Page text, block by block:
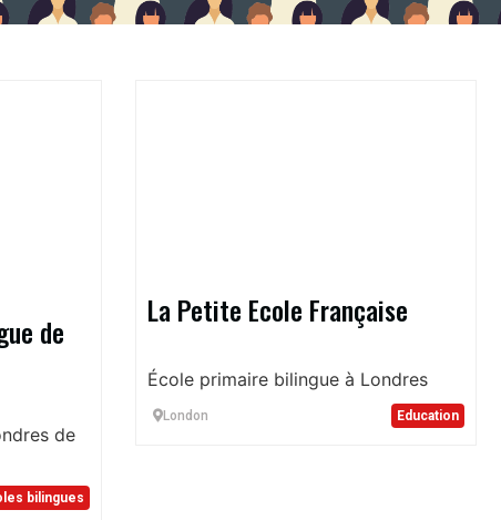
de
de
bilingues
La Petite Ecole Française
École primaire bilingue à Londres
London Education